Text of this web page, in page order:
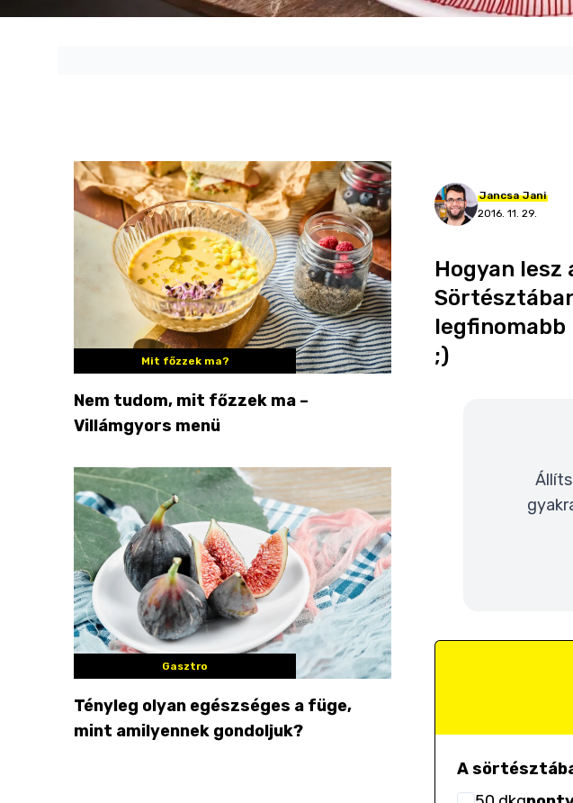
Mit főzzek ma?
Nem tudom, mit főzzek ma –
Villámgyors menü
Gasztro
Tényleg olyan egészséges a füge,
mint amilyennek gondoljuk?
Jancsa Jani
2016. 11. 29.
Hogyan
;)
A